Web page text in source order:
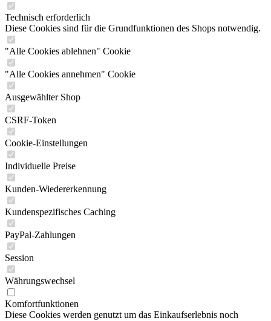
Technisch erforderlich
Diese Cookies sind für die Grundfunktionen des Shops notwendig.
"Alle Cookies ablehnen" Cookie
"Alle Cookies annehmen" Cookie
Ausgewählter Shop
CSRF-Token
Cookie-Einstellungen
Individuelle Preise
Kunden-Wiedererkennung
Kundenspezifisches Caching
PayPal-Zahlungen
Session
Währungswechsel
Komfortfunktionen
Diese Cookies werden genutzt um das Einkaufserlebnis noch